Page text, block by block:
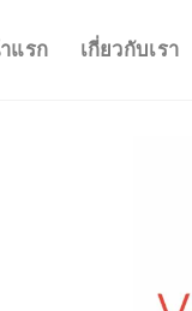
แรก เกี่ยวกับเรา